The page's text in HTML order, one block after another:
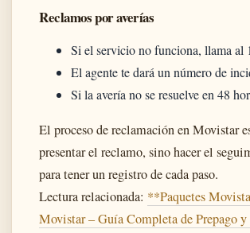
Reclamos por averías
Si el servicio no funciona, llama al
El agente te dará un número de
Si la avería no se resuelve en 48
El proceso de reclamación en Movistar
presentar el reclamo, sino hacer el
para tener un registro de cada paso.
Lectura relacionada: **Paquetes
Movistar – Guía Completa de Prepago y